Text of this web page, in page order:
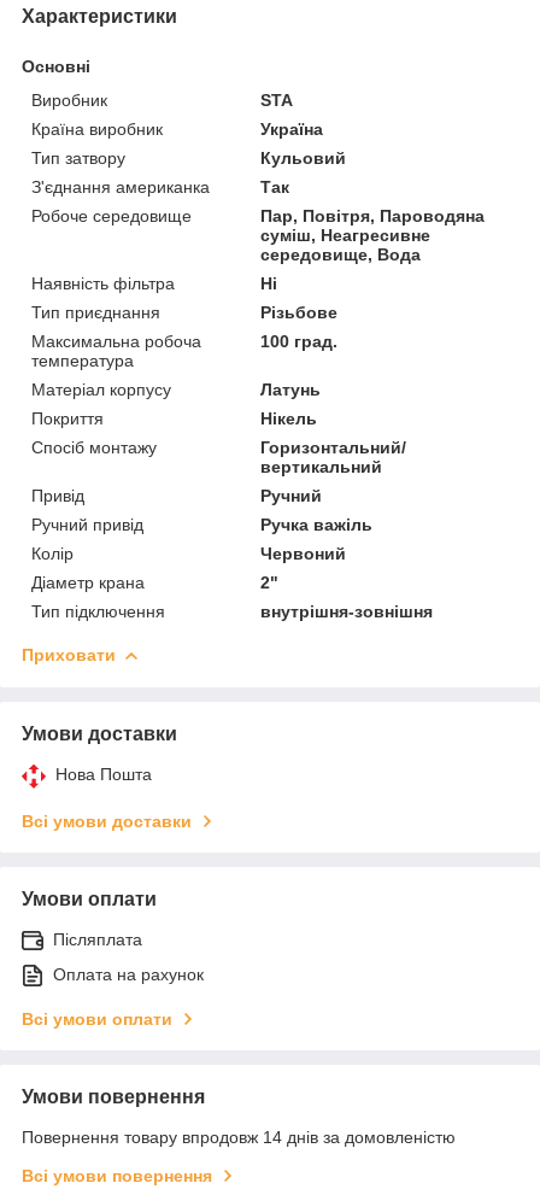
Характеристики
Основні
Виробник
STA
Країна виробник
Україна
Тип затвору
Кульовий
З'єднання американка
Так
Робоче середовище
Пар, Повітря, Пароводяна
суміш, Неагресивне
середовище, Вода
Наявність фільтра
Ні
Тип приєднання
Різьбове
Максимальна робоча
температура
100 град.
Матеріал корпусу
Латунь
Покриття
Нікель
Спосіб монтажу
Горизонтальний/
вертикальний
Привід
Ручний
Ручний привід
Ручка важіль
Колір
Червоний
Діаметр крана
2"
Тип підключення
внутрішня-зовнішня
Приховати
Умови доставки
Нова Пошта
Всі умови доставки
Умови оплати
Післяплата
Оплата на рахунок
Всі умови оплати
Умови повернення
Повернення товару впродовж 14 днів за домовленістю
Всі умови повернення